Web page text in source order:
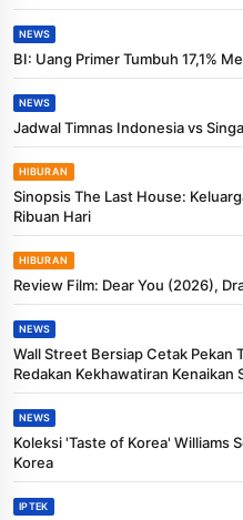
NEWS
BI: Uang Primer Tumbuh 17,1%
NEWS
Jadwal Timnas Indonesia vs
HIBURAN
Sinopsis The Last House:
Ribuan Hari
HIBURAN
Review Film: Dear You (2026),
NEWS
Wall Street Bersiap Cetak Pekan
Redakan Kekhawatiran Kenaikan
NEWS
Koleksi 'Taste of Korea' Williams
Korea
IPTEK